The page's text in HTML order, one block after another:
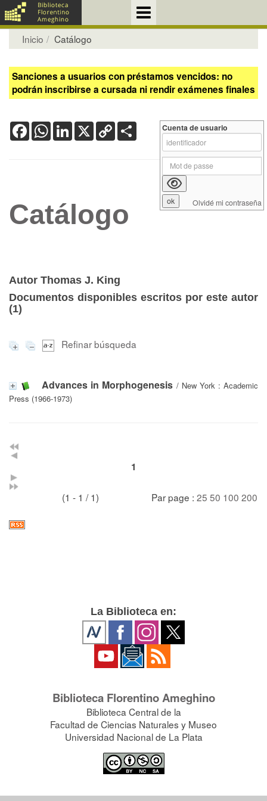
Inicio Catálogo
Sanciones a usuarios con préstamos vencidos: no
podrán inscribirse a cursada ni rendir exámenes finales
FacebookWhatsApp
LinkedIn
X Copy
Link
Catálogo
Autor Thomas J. King
Documentos disponibles escritos por este autor
(1)
Refinar búsqueda
Advances in Morphogenesis / New York : Academic
Press (1966-1973)
1
(1 - 1 / 1) Par page : 25 50 100 200
Cuenta de usuario
Olvidé mi contraseña
La Biblioteca en:
Biblioteca Florentino Ameghino
Biblioteca Central de la
Facultad de Ciencias Naturales y Museo
Universidad Nacional de La Plata